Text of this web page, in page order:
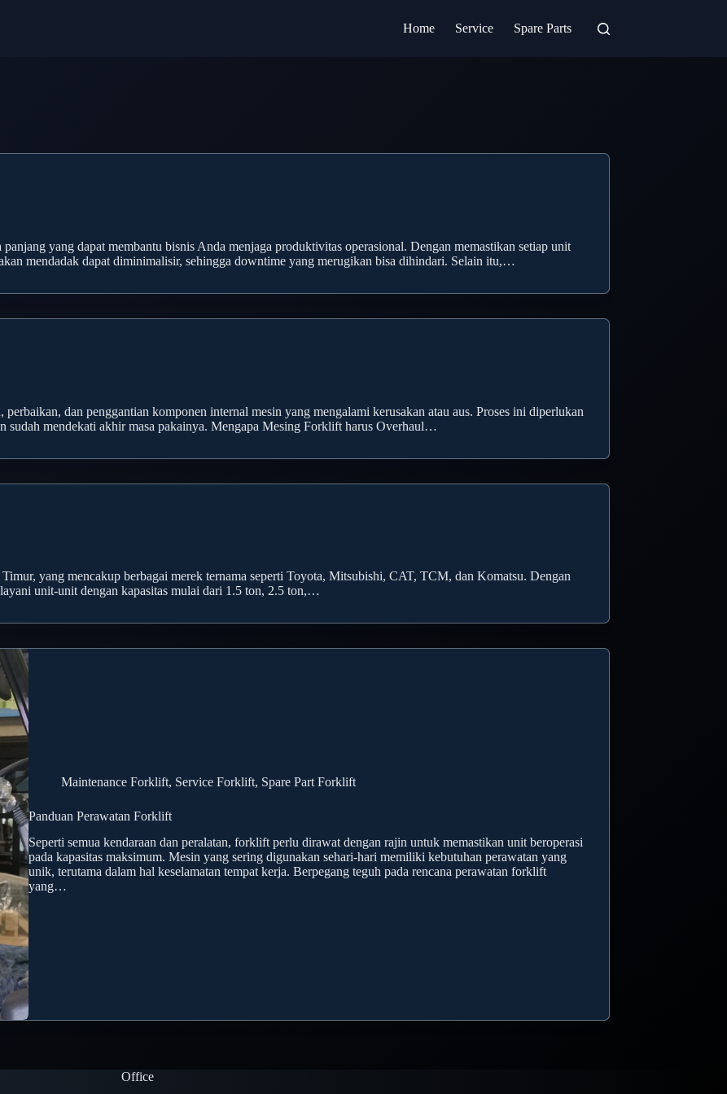
Home Service Spare Parts
yang dapat membantu bisnis Anda menjaga produktivitas operasional. Dengan memastikan setiap unit
mendadak dapat diminimalisir, sehingga downtime yang merugikan bisa dihindari. Selain itu,…
dan penggantian komponen internal mesin yang mengalami kerusakan atau aus. Proses ini diperlukan
sudah mendekati akhir masa pakainya. Mengapa Mesing Forklift harus Overhaul…
yang mencakup berbagai merek ternama seperti Toyota, Mitsubishi, CAT, TCM, dan Komatsu. Dengan
unit-unit dengan kapasitas mulai dari 1.5 ton, 2.5 ton,…
Maintenance Forklift, Service Forklift, Spare Part Forklift
Panduan Perawatan Forklift
Seperti semua kendaraan dan peralatan, forklift perlu dirawat dengan rajin untuk memastikan unit beroperasi
pada kapasitas maksimum. Mesin yang sering digunakan sehari-hari memiliki kebutuhan perawatan yang
unik, terutama dalam hal keselamatan tempat kerja. Berpegang teguh pada rencana perawatan forklift
yang…
Office